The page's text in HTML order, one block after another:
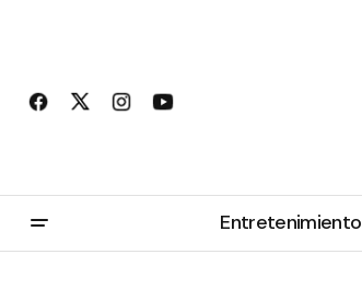
Entretenimiento